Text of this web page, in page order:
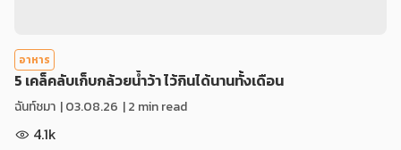
อาหาร
5 เคล็คลับเก็บกล้วยน้ำว้า ไว้กินได้นานทั้งเดือน
ฉันท์ชมา |03.08.26 | 2 min read
4.1k